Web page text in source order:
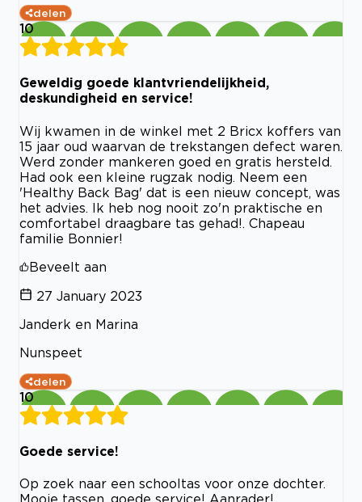
delen
10
Geweldig goede klantvriendelijkheid,
deskundigheid en service!
Wij kwamen in de winkel met 2 Bricx koffers van
15 jaar oud waarvan de trekstangen defect waren.
Werd zonder mankeren goed en gratis hersteld.
Had ook een kleine rugzak nodig. Neem een
'Healthy Back Bag' dat is een nieuw concept, was
het advies. Ik heb nog nooit zo'n praktische en
comfortabel draagbare tas gehad!. Chapeau
familie Bonnier!
Beveelt aan
27 January 2023
Janderk en Marina
Nunspeet
delen
10
Goede service!
Op zoek naar een schooltas voor onze dochter.
Mooie tassen, goede service! Aanrader!